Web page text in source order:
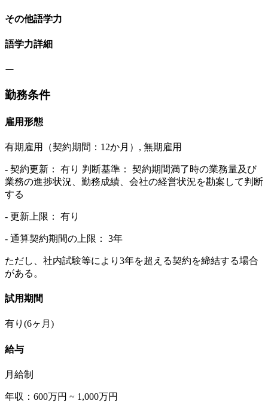
その他語学力
語学力詳細
ー
勤務条件
雇用形態
有期雇用（契約期間：12か月）, 無期雇用
- 契約更新： 有り 判断基準： 契約期間満了時の業務量及び
業務の進捗状況、勤務成績、会社の経営状況を勘案して判断
する
- 更新上限： 有り
- 通算契約期間の上限： 3年
ただし、社内試験等により3年を超える契約を締結する場合
がある。
試用期間
有り(6ヶ月)
給与
月給制
年収：600万円 ~ 1,000万円